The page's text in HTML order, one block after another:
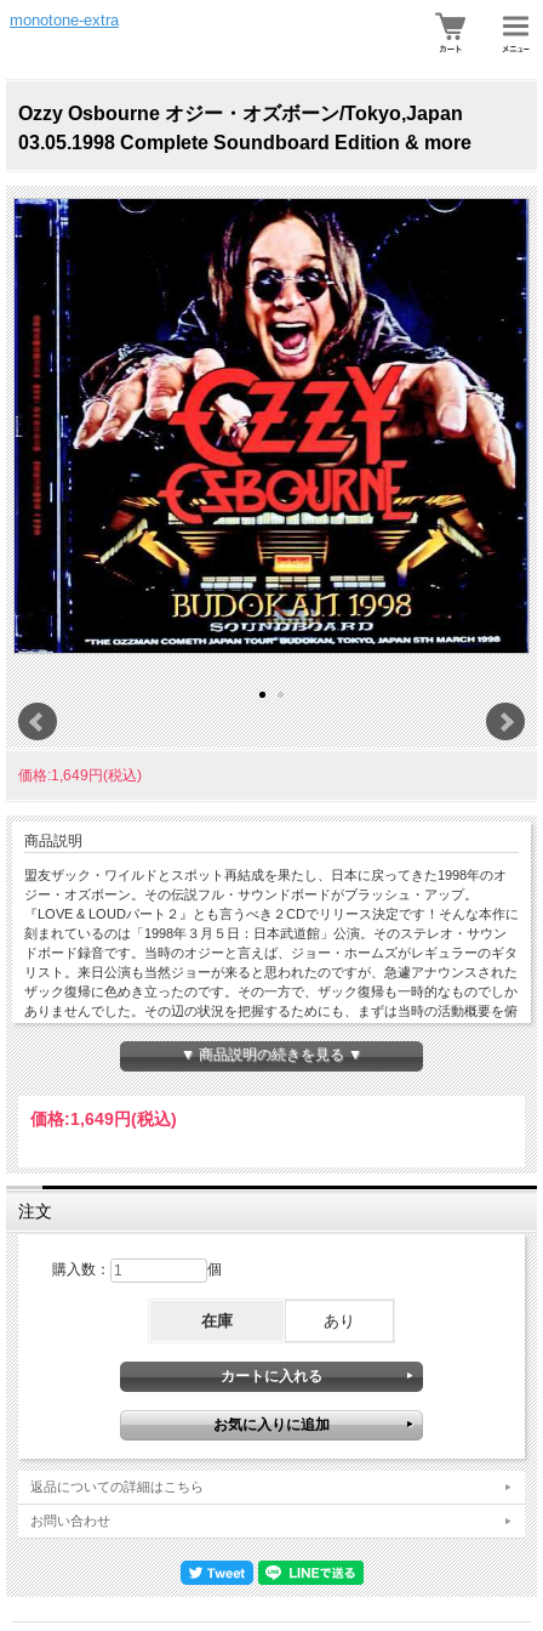
monotone-extra
Ozzy Osbourne オジー・オズボーン/Tokyo,Japan
03.05.1998 Complete Soundboard Edition & more
価格:1,649円(税込)
商品説明
盟友ザック・ワイルドとスポット再結成を果たし、日本に戻ってきた1998年のオ
ジー・オズボーン。その伝説フル・サウンドボードがブラッシュ・アップ。
『LOVE & LOUDパート２』とも言うべき２CDでリリース決定です！そんな本作に
刻まれているのは「1998年３月５日：日本武道館」公演。そのステレオ・サウン
ドボード録音です。当時のオジーと言えば、ジョー・ホームズがレギュラーのギタ
リスト。来日公演も当然ジョーが来ると思われたのですが、急遽アナウンスされた
ザック復帰に色めき立ったのです。その一方で、ザック復帰も一時的なものでしか
ありませんでした。その辺の状況を把握するためにも、まずは当時の活動概要を俯
瞰してみましょう。1998年《１月：ワイルド／アイネズ／カスティロ体制》＊２
月12日ー20日：オセアニア（５公演）＊２月24日ー３月５日：日本（６公演）
←★ココ★《３月：ホームズ／トゥルヒーヨ／ボーディン体制》・５月23日：93X
Fest出演・５月29日ー６月１日：欧州（３公演）＋６月３日ー14日：欧州（サバ
ス７公演）・６月20日：ミルトン・キーンズ公演＋６月20日ー30日：欧州（サバ
ス６公演）・７月３日ー８月２日：北米（18公演）＋12月31日：フェニックス
ムズ体制、「＋」印はサバス公演。超リアル系流出サウンドボードの最高峰更新盤
これが1998年のオジー・オズボーン。当時はソロと再結成サバスを両立させると
いう離れ業をこなしていました。1997年の暮れにベスト・アルバムをリリースし
たオジーは、翌1998年の初頭から“THE OZZMAN COMETH Tour”を開始。その冒
ザックだけではなくリズム隊［マイク・アイネズ／ランディ・カスティロ］も合
流。『LIVE & LOUD』ラインナップの復活でもありました。本作の日本武道館公演
は、そんな泡沫の再結成ツアーの最終日でした。そんな激レアなハイライト公演を
伝える本作は、関係者流出の極太＆本生サウンドボード。流出経路は明かされてい
ませんが、明かされるまでもなく音自体が「ミックス卓から直接録音されていま
す！」と声高に叫んでいる。大歓声が遙か遠方のさざ波にしか感じられず、ひたす
ら生演奏と名声がぶっとく脳みそに刻み込まれる。無加工・無修正は当然として、
な伝説サウンドボードをブラッシュアップした最高峰更新盤。元々「これ以上アッ
プしようがある？」と思うほどのクオリティでもあったのですが、再CD化に際し
て緻密にトリートメント。厳密なピッチ補正やバランス調整を行い、さらに輪郭が
のくっきりサウンドを実現しています。LIVE & LOUDの続編とも言うべき再結成の
フルショウ そんな本生サウンドボードで描かれるのは、世界的にも激レアな「ザ
ックとのOZZMOSISツアー」。前述のようにベスト盤に伴う“THE OZZMAN
COMETH Tour”ではあるのですが、セット自体は『OZZMOSIS』リリース後
の“RETIREMENT SUCKS Tour”に準じています。メンバーは公式作『LIVE &
LOUD』は同一ですが、そこでは聴けないレパートリーもありますので、比較しな
▼ 商品説明の続きを見る ▼
価格:1,649円(税込)
注文
購入数： 個
在庫 あり
返品についての詳細はこちら
お問い合わせ